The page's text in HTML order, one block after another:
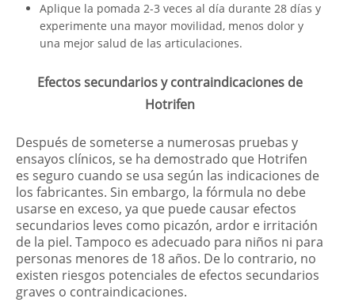
Aplique la pomada 2-3 veces al día durante 28 días y
experimente una mayor movilidad, menos dolor y
una mejor salud de las articulaciones.
Efectos secundarios y contraindicaciones de
Hotrifen
Después de someterse a numerosas pruebas y
ensayos clínicos, se ha demostrado que Hotrifen
es seguro cuando se usa según las indicaciones de
los fabricantes. Sin embargo, la fórmula no debe
usarse en exceso, ya que puede causar efectos
secundarios leves como picazón, ardor e irritación
de la piel. Tampoco es adecuado para niños ni para
personas menores de 18 años. De lo contrario, no
existen riesgos potenciales de efectos secundarios
graves o contraindicaciones.